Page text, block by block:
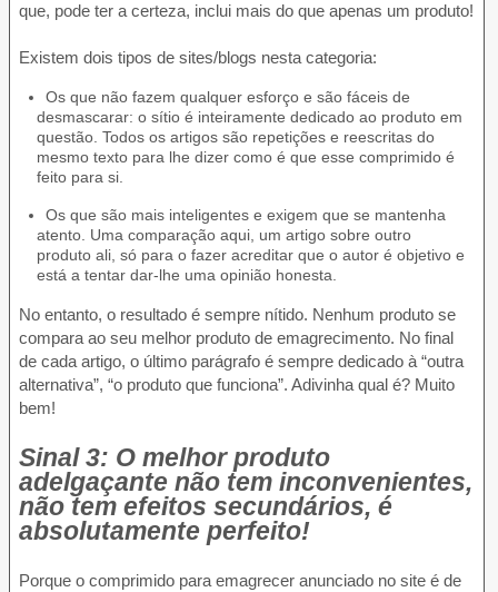
que, pode ter a certeza, inclui mais do que apenas um produto!
Existem dois tipos de sites/blogs nesta categoria:
Os que não fazem qualquer esforço e são fáceis de
desmascarar: o sítio é inteiramente dedicado ao produto em
questão. Todos os artigos são repetições e reescritas do
mesmo texto para lhe dizer como é que esse comprimido é
feito para si.
Os que são mais inteligentes e exigem que se mantenha
atento. Uma comparação aqui, um artigo sobre outro
produto ali, só para o fazer acreditar que o autor é objetivo e
está a tentar dar-lhe uma opinião honesta.
No entanto, o resultado é sempre nítido. Nenhum produto se
compara ao seu melhor produto de emagrecimento. No final
de cada artigo, o último parágrafo é sempre dedicado à “outra
alternativa”, “o produto que funciona”. Adivinha qual é? Muito
bem!
Sinal 3: O melhor produto
adelgaçante não tem inconvenientes,
não tem efeitos secundários, é
absolutamente perfeito!
Porque o comprimido para emagrecer anunciado no site é de